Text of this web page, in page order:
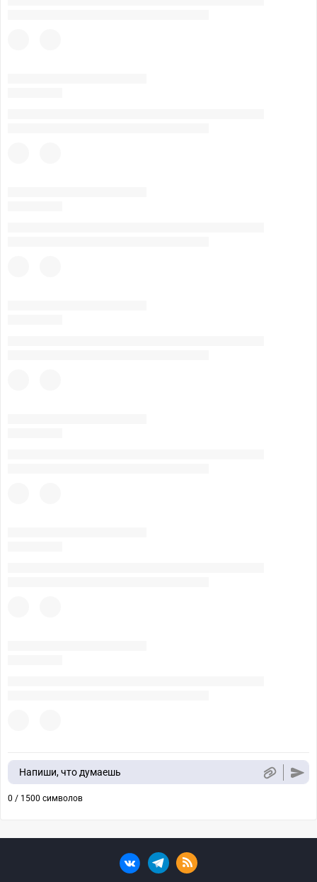
Напиши, что думаешь
0 / 1500 символов